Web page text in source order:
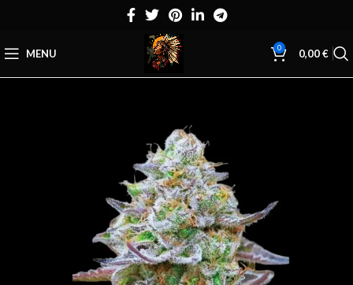
MENU 0 0,00€